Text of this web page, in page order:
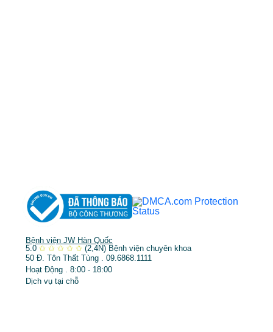
Bệnh viện JW Hàn Quốc
5.0 ✩ ✩ ✩ ✩ ✩ (2,4N) Bệnh viện chuyên khoa
50 Đ. Tôn Thất Tùng . 09.6868.1111
Hoạt Động . 8:00 - 18:00
Dịch vụ tại chỗ